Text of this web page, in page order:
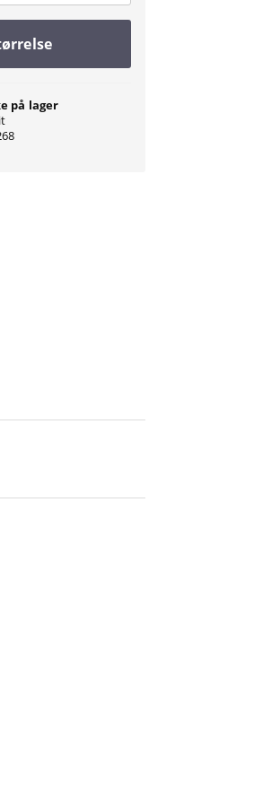
på lager